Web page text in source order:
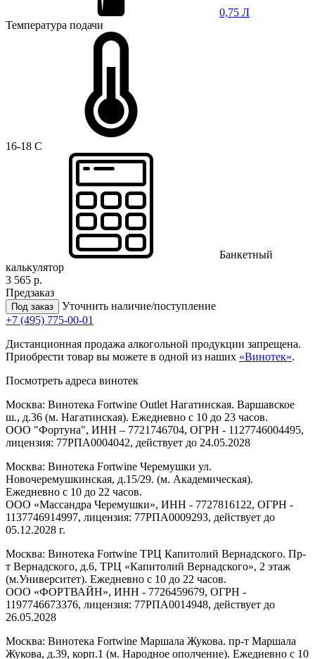
0,75 Л
Температура подачи
16-18 C
Банкетный
калькулятор
3 565 р.
Предзаказ
Под заказ
Уточнить наличие/поступление
+7 (495) 775-00-01
Дистанционная продажа алкогольной продукции запрещена.
Приобрести товар вы можете в одной из наших «Винотек».
Посмотреть адреса винотек
Москва: Винотека Fortwine Outlet Нагатинская. Варшавское
ш., д.36 (м. Нагатинская). Ежедневно с 10 до 23 часов.
ООО "Фортуна", ИНН – 7721746704, ОГРН - 1127746004495,
лицензия: 77РПА0004042, действует до 24.05.2028
Москва: Винотека Fortwine Черемушки ул.
Новочеремушкинская, д.15/29. (м. Академическая).
Ежедневно с 10 до 22 часов.
ООО «Массандра Черемушки», ИНН - 7727816122, ОГРН -
1137746914997, лицензия: 77РПА0009293, действует до
05.12.2028 г.
Москва: Винотека Fortwine ТРЦ Капитолий Вернадского. Пр-
т Вернадского, д.6, ТРЦ «Капитолий Вернадского», 2 этаж
(м.Университет). Ежедневно с 10 до 22 часов.
ООО «ФОРТВАЙН», ИНН - 7726459679, ОГРН -
1197746673376, лицензия: 77РПА0014948, действует до
26.05.2028
Москва: Винотека Fortwine Маршала Жукова. пр-т Маршала
Жукова, д.39, корп.1 (м. Народное ополчение). Ежедневно с 10